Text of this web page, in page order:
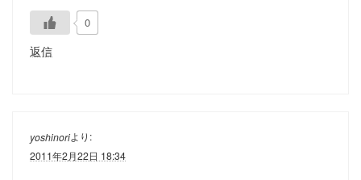
0
返信
yoshinoriより:
2011年2月22日 18:34